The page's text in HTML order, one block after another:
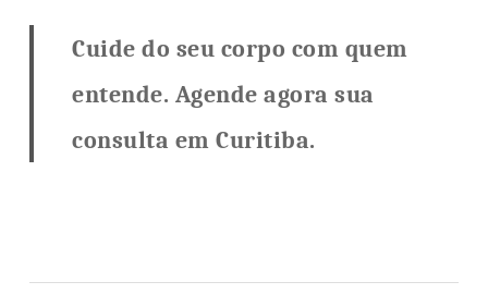
Cuide do seu corpo com quem
entende. Agende agora sua
consulta em Curitiba.